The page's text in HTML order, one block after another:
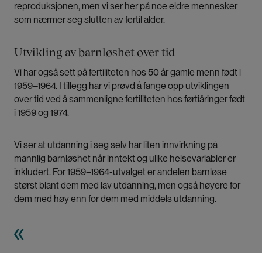
reproduksjonen, men vi ser her på noe eldre mennesker
som nærmer seg slutten av fertil alder.
Utvikling av barnløshet over tid
Vi har også sett på fertiliteten hos 50 år gamle menn født i
1959–1964. I tillegg har vi prøvd å fange opp utviklingen
over tid ved å sammenligne fertiliteten hos førtiåringer født
i 1959 og 1974.
Vi ser at utdanning i seg selv har liten innvirkning på
mannlig barnløshet når inntekt og ulike helsevariabler er
inkludert. For 1959–1964-utvalget er andelen barnløse
størst blant dem med lav utdanning, men også høyere for
dem med høy enn for dem med middels utdanning.